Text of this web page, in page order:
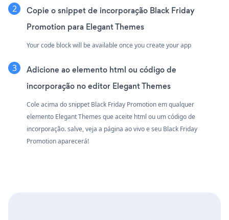
Copie o snippet de incorporação Black Friday
Promotion para Elegant Themes
Your code block will be available once you create your app
Adicione ao elemento html ou código de
incorporação no editor Elegant Themes
Cole acima do snippet Black Friday Promotion em qualquer
elemento Elegant Themes que aceite html ou um código de
incorporação. salve, veja a página ao vivo e seu Black Friday
Promotion aparecerá!